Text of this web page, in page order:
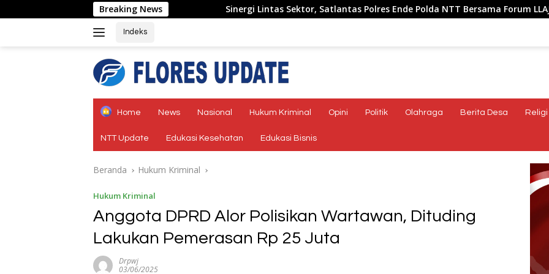
ke
Breaking News
Sinergi Lintas Sektor, Satlantas Polres Ende Polda NTT Bersama Forum LLAJ Gelar Rapat
Indeks
Home News Nasional Hukum Kriminal Opini Politik Olahraga Berita Desa Religi
NTT Update Edukasi Kesehatan Edukasi Bisnis
Beranda Hukum Kriminal
Hukum Kriminal
Anggota DPRD Alor Polisikan Wartawan, Dituding
Lakukan Pemerasan Rp 25 Juta
Drpwj
03/06/2025